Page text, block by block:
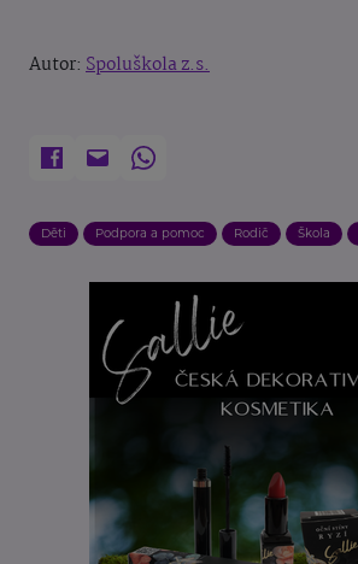
Autor: Spoluškola z.s.
Děti Podpora a pomoc Rodič Škola